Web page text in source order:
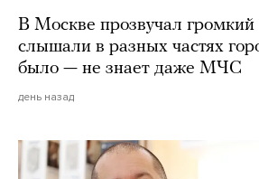
В Москве прозвучал громкий
слышали в разных частях
было — не знает даже МЧС
день назад